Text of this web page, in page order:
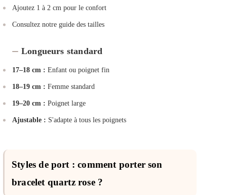
Ajoutez 1 à 2 cm pour le confort
Consultez notre guide des tailles
Longueurs standard
17–18 cm : Enfant ou poignet fin
18–19 cm : Femme standard
19–20 cm : Poignet large
Ajustable : S'adapte à tous les poignets
Styles de port : comment porter son
bracelet quartz rose ?